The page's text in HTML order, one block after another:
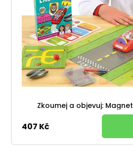
Zkoumej a objevuj:
407 Kč